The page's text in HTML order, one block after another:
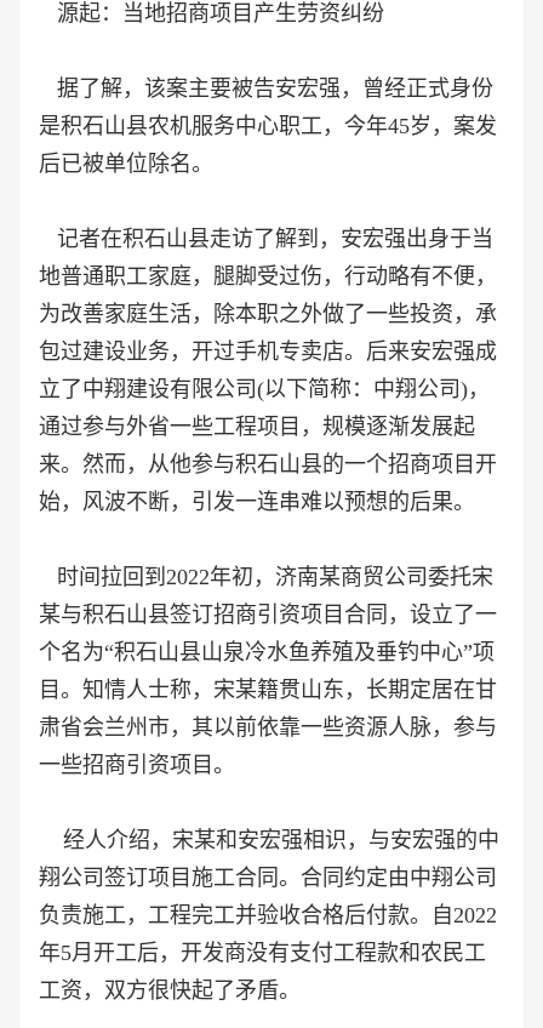
源起：当地招商项目产生劳资纠纷
据了解，该案主要被告安宏强，曾经正式身份
是积石山县农机服务中心职工，今年45岁，案发
后已被单位除名。
记者在积石山县走访了解到，安宏强出身于当
地普通职工家庭，腿脚受过伤，行动略有不便，
为改善家庭生活，除本职之外做了一些投资，承
包过建设业务，开过手机专卖店。后来安宏强成
立了中翔建设有限公司(以下简称：中翔公司)，
通过参与外省一些工程项目，规模逐渐发展起
来。然而，从他参与积石山县的一个招商项目开
始，风波不断，引发一连串难以预想的后果。
时间拉回到2022年初，济南某商贸公司委托宋
某与积石山县签订招商引资项目合同，设立了一
个名为“积石山县山泉冷水鱼养殖及垂钓中心”项
目。知情人士称，宋某籍贯山东，长期定居在甘
肃省会兰州市，其以前依靠一些资源人脉，参与
一些招商引资项目。
经人介绍，宋某和安宏强相识，与安宏强的中
翔公司签订项目施工合同。合同约定由中翔公司
负责施工，工程完工并验收合格后付款。自2022
年5月开工后，开发商没有支付工程款和农民工
工资，双方很快起了矛盾。